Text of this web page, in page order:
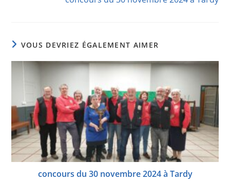
VOUS DEVRIEZ ÉGALEMENT AIMER
concours du 30 novembre 2024 à Tardy